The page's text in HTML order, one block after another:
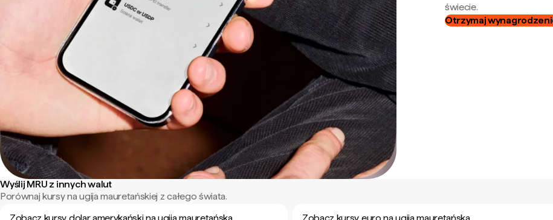
świecie.
Otrzymaj
Wyślij MRU z innych walut
Porównaj kursy na ugija mauretańskiej z całego świata.